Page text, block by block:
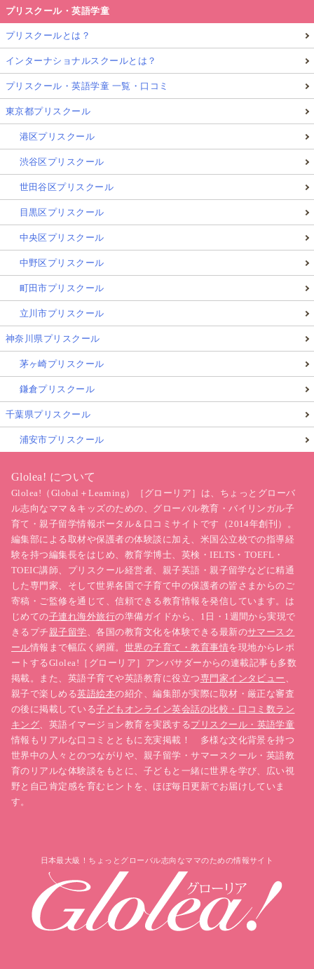
プリスクール・英語学童
プリスクールとは？
インターナショナルスクールとは？
プリスクール・英語学童 一覧・口コミ
東京都プリスクール
港区プリスクール
渋谷区プリスクール
世田谷区プリスクール
目黒区プリスクール
中央区プリスクール
中野区プリスクール
町田市プリスクール
立川市プリスクール
神奈川県プリスクール
茅ヶ崎プリスクール
鎌倉プリスクール
千葉県プリスクール
浦安市プリスクール
Glolea! について
Glolea!（Global＋Learning）［グローリア］は、ちょっとグローバ
ル志向なママ＆キッズのための、グローバル教育・バイリンガル子
育て・親子留学情報ポータル＆口コミサイトです（2014年創刊）。
編集部による取材や保護者の体験談に加え、米国公立校での指導経
験を持つ編集長をはじめ、教育学博士、英検・IELTS・TOEFL・
TOEIC講師、プリスクール経営者、親子英語・親子留学などに精通
した専門家、そして世界各国で子育て中の保護者の皆さまからのご
寄稿・ご監修を通じて、信頼できる教育情報を発信しています。は
じめての子連れ海外旅行の準備ガイドから、1日・1週間から実現で
きるプチ親子留学、各国の教育文化を体験できる最新のサマースク
ール情報まで幅広く網羅。 世界の子育て・教育事情を現地からレポ
ートするGlolea!［グローリア］アンバサダーからの連載記事も多数
掲載。また、英語子育てや英語教育に役立つ専門家インタビュー 、
親子で楽しめる英語絵本の紹介、編集部が実際に取材・厳正な審査
の後に掲載している子どもオンライン英会話の比較・口コミ数ラン
キング、英語イマージョン教育を実践するプリスクール・英語学童
情報もリアルな口コミとともに充実掲載！ 多様な文化背景を持つ
世界中の人々とのつながりや、親子留学・サマースクール・英語教
育のリアルな体験談をもとに、子どもと一緒に世界を学び、広い視
野と自己肯定感を育むヒントを、ほぼ毎日更新でお届けしていま
す。
日本最大級！ちょっとグローバル志向なママのための情報サイト